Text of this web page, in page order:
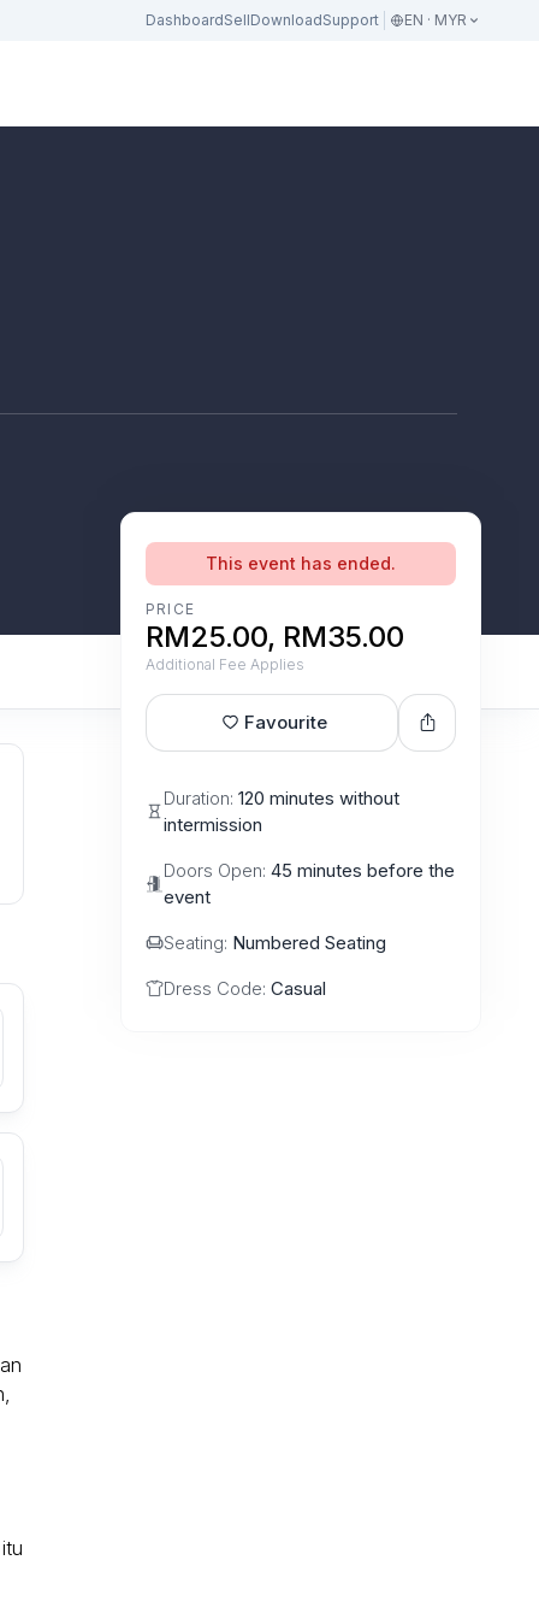
DashboardSellDownloadSupport EN · MYR
This event has ended.
PRICE
RM25.00, RM35.00
Additional Fee Applies
Favourite
Duration: 120 minutes without
intermission
Doors Open: 45 minutes before the
event
Seating: Numbered Seating
Dress Code: Casual